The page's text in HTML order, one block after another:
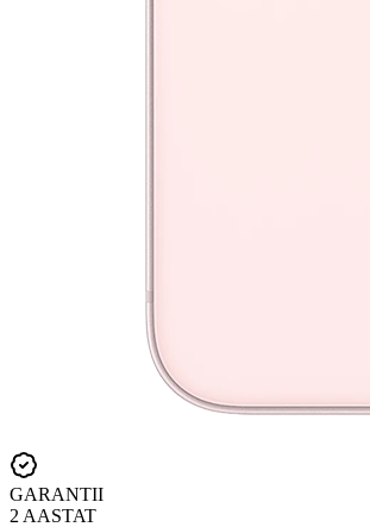
GARANTII
2 AASTAT